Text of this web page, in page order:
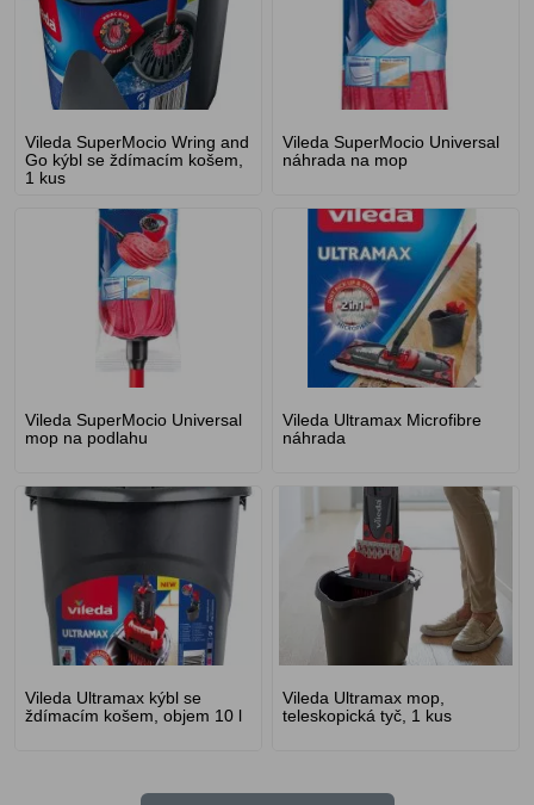
Vileda SuperMocio Wring and
Go kýbl se ždímacím košem,
1 kus
Vileda SuperMocio Universal
náhrada na mop
Vileda SuperMocio Universal
mop na podlahu
Vileda Ultramax Microfibre
náhrada
Vileda Ultramax kýbl se
ždímacím košem, objem 10 l
Vileda Ultramax mop,
teleskopická tyč, 1 kus